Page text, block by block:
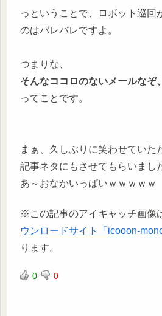
っということで、ロボット巡回
のはバレバレですよ。
つまりな、
そんなココロのないメールなぞ
ってことです。
まぁ、久しぶりに笑わせていた
記事ネタにもさせてもらいまし
あ～おなかいっぱいｗｗｗｗｗ
※この記事のアイキャッチ画像
ウンロードサイト「icooon-mono
ります。
0 0